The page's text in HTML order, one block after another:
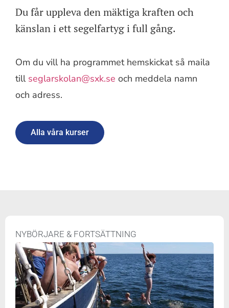
Du får uppleva den mäktiga kraften och
känslan i ett segelfartyg i full gång.
Om du vill ha programmet hemskickat så maila
till seglarskolan@sxk.se och meddela namn
och adress.
Alla våra kurser
NYBÖRJARE & FORTSÄTTNING